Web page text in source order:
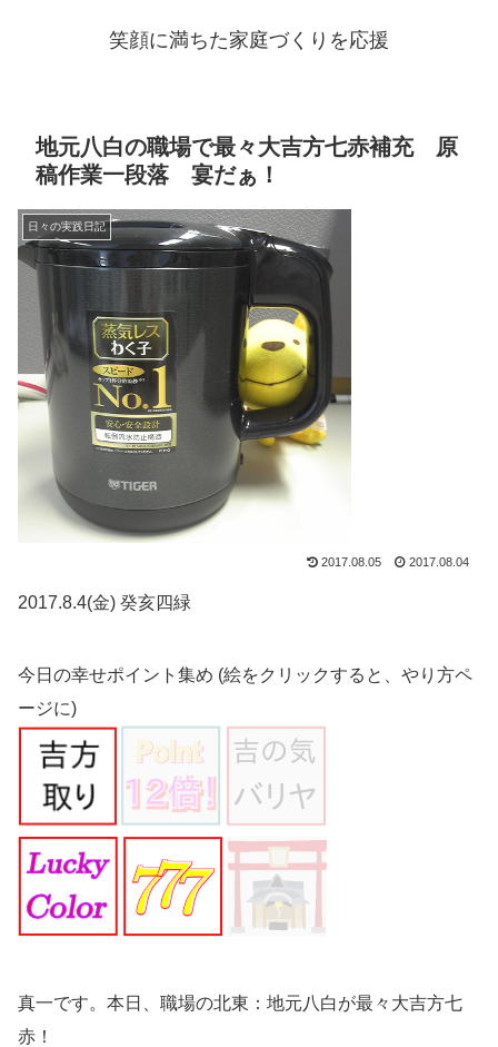
笑顔に満ちた家庭づくりを応援
地元八白の職場で最々大吉方七赤補充 原
稿作業一段落 宴だぁ！
日々の実践日記
2017.08.05 2017.08.04
2017.8.4(金) 癸亥四緑
今日の幸せポイント集め (絵をクリックすると、やり方ペ
ージに)
真一です。本日、職場の北東：地元八白が最々大吉方七
赤！